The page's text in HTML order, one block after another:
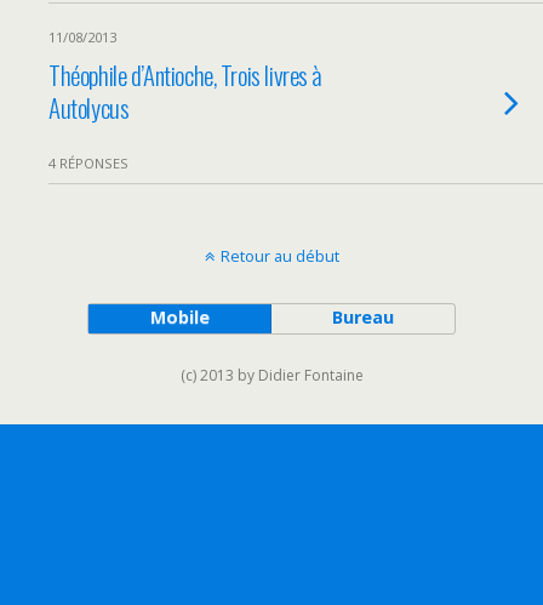
11/08/2013
Théophile d’Antioche, Trois livres à
Autolycus
4 RÉPONSES
Retour au début
Mobile Bureau
(c) 2013 by Didier Fontaine